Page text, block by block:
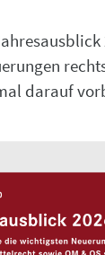
darauf